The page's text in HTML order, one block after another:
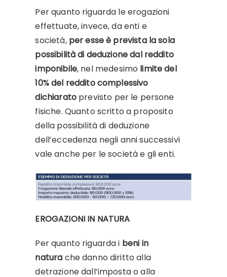
Per quanto riguarda le erogazioni
effettuate, invece, da enti e
società, per esse è prevista la sola
possibilità di deduzione dal reddito
imponibile, nel medesimo limite del
10% del reddito complessivo
dichiarato previsto per le persone
fisiche. Quanto scritto a proposito
della possibilità di deduzione
dell’eccedenza negli anni successivi
vale anche per le società e gli enti.
EROGAZIONI IN NATURA
Per quanto riguarda i beni in
natura che danno diritto alla
detrazione dall’imposta o alla